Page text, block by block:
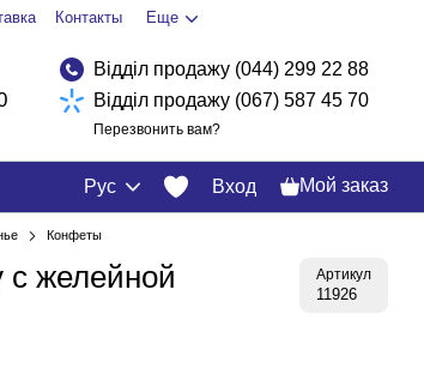
Контакты Еще
Відділ продажу (044) 299 22 88
Відділ продажу (067) 587 45 70
Перезвонить вам?
Рус Вход Мой заказ
Конфеты
с желейной
Артикул
11926